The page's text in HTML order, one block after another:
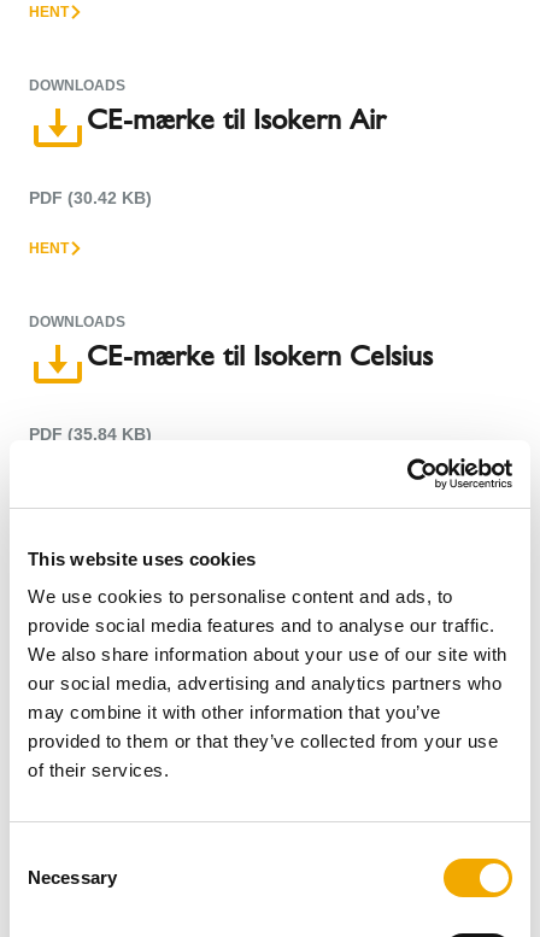
This website uses cookies
We use cookies to personalise content and ads, to
provide social media features and to analyse our traffic.
We also share information about your use of our site with
our social media, advertising and analytics partners who
may combine it with other information that you’ve
provided to them or that they’ve collected from your use
of their services.
Necessary
HENT
DOWNLOADS
CE-mærke til Isokern Air
PDF (30.42 KB)
HENT
DOWNLOADS
CE-mærke til Isokern Celsius
PDF (35.84 KB)
DOWNLOADS
CE-mærke til Isokern DM
HENT
CE-mærke til Isokern Hekla